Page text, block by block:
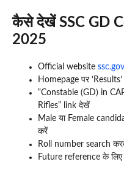
कैसे देखें SSC GD
2025
Official website
Homepage पर
“Constable (GD) in
Rifles” link देखें
Male या Female
करें
Roll number search
Future reference के